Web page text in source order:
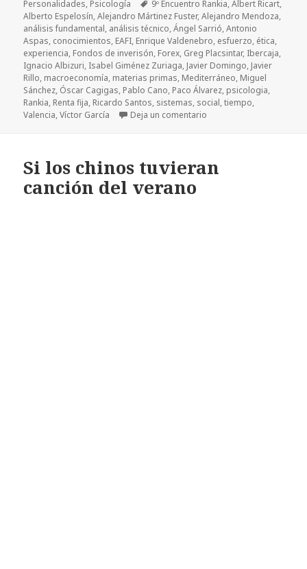
Personalidades, Psicología Etiquetas
9º Encuentro Rankia,Albert Ricart,
Alberto Espelosín,Alejandro Mártinez Fuster,Alejandro Mendoza,
análisis fundamental, análisis técnico,Ángel Sarrió,Antonio
Aspas, conocimientos, EAFI, Enrique Valdenebro, esfuerzo, ética,
experiencia, Fondos de inverisón, Forex, Greg Placsintar, Ibercaja,
Ignacio Albizuri, Isabel Giménez Zuriaga, Javier Domingo, Javier
Rillo, macroeconomía, materias primas, Mediterráneo, Miguel
Sánchez, Óscar Cagigas, Pablo Cano, Paco Álvarez, psicologia,
Rankia, Renta fija, Ricardo Santos, sistemas, social,tiempo,
Valencia,Víctor García Deja un comentario
Si los chinos tuvieran
canción del verano